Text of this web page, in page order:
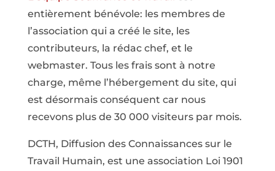
entièrement bénévole: les membres de
l’association qui a créé le site, les
contributeurs, la rédac chef, et le
webmaster. Tous les frais sont à notre
charge, même l’hébergement du site, qui
est désormais conséquent car nous
recevons plus de 30 000 visiteurs par mois.
DCTH, Diffusion des Connaissances sur le
Travail Humain, est une association Loi 1901